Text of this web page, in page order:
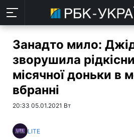
Занадто мило:
зворушила
місячної доньки в
вбранні
20:33 05.01.2021 Вт
LITE